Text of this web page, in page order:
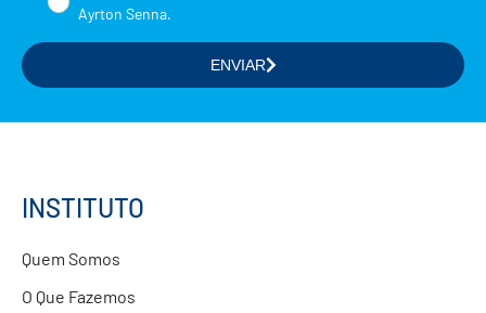
Formação de Educadores
Parcerias com Empresas
Ayrton Senna.
ENVIAR
INSTITUTO
Quem Somos
O Que Fazemos